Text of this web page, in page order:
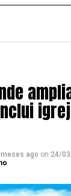
meses ago on 24/